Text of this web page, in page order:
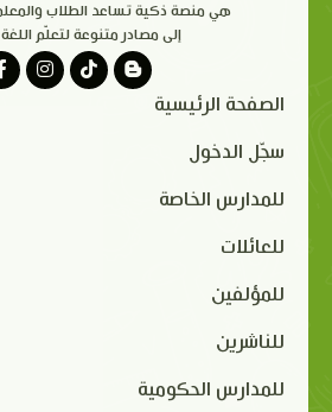
هي منصة ذكية تساعد الطلاب
إلى مصادر متنوعة لتعلّم اللغة
الصفحة الرئيسية
سجّل الدخول
للمدارس الخاصة
للعائلات
للمؤلفين
للناشرين
للمدارس الحكومية